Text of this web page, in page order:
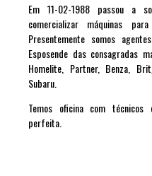
Em 11-02-1988 passou a
comercializar máquinas
Presentemente somos
Esposende das consagradas
Homelite, Partner, Benza,
Subaru.
Temos oficina com técnicos
perfeita.